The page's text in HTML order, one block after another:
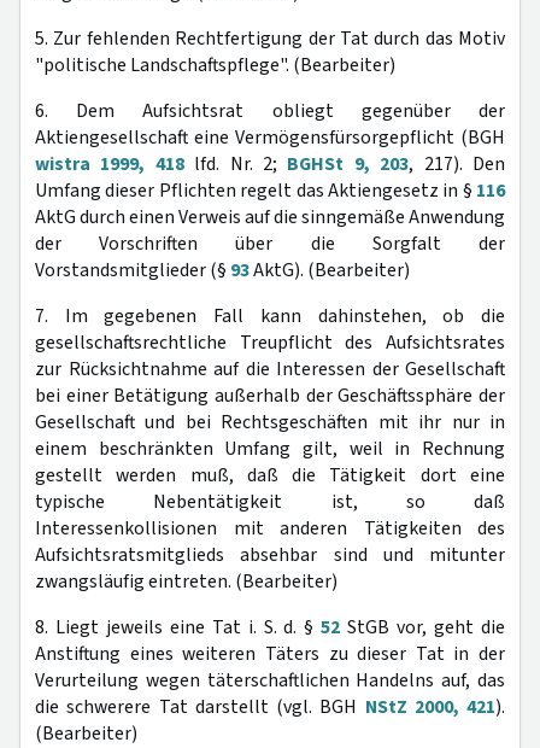
5. Zur fehlenden Rechtfertigung der Tat durch das Motiv
"politische Landschaftspflege". (Bearbeiter)
6. Dem Aufsichtsrat obliegt gegenüber der
Aktiengesellschaft eine Vermögensfürsorgepflicht (BGH
wistra 1999, 418lfd. Nr. 2; BGHSt 9, 203, 217). Den
Umfang dieser Pflichten regelt das Aktiengesetz in § 116
AktG durch einen Verweis auf die sinngemäße Anwendung
der Vorschriften über die Sorgfalt der
Vorstandsmitglieder (§ 93AktG). (Bearbeiter)
7. Im gegebenen Fall kann dahinstehen, ob die
gesellschaftsrechtliche Treupflicht des Aufsichtsrates
zur Rücksichtnahme auf die Interessen der Gesellschaft
bei einer Betätigung außerhalb der Geschäftssphäre der
Gesellschaft und bei Rechtsgeschäften mit ihr nur in
einem beschränkten Umfang gilt, weil in Rechnung
gestellt werden muß, daß die Tätigkeit dort eine
typische Nebentätigkeit ist, so daß
Interessenkollisionen mit anderen Tätigkeiten des
Aufsichtsratsmitglieds absehbar sind und mitunter
zwangsläufig eintreten. (Bearbeiter)
8. Liegt jeweils eine Tat i. S. d. §52 StGB vor, geht die
Anstiftung eines weiteren Täters zu dieser Tat in der
Verurteilung wegen täterschaftlichen Handelns auf, das
die schwerere Tat darstellt (vgl. BGH NStZ 2000, 421).
(Bearbeiter)